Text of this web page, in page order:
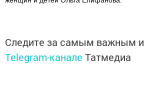
Следите за самым важным
Telegram-канале Татмедиа